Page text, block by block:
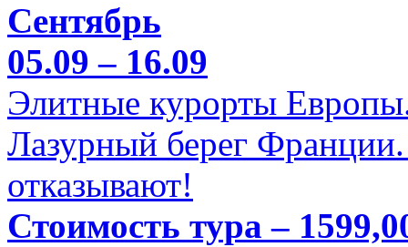
Сентябрь
05.09 – 16.09
Элитные курорты
Лазурный берег
отказывают!
Стоимость тура –